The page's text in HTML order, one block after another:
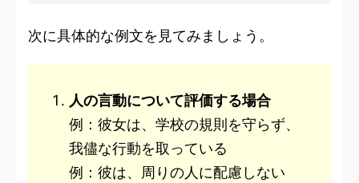
次に具体的な例文を見てみましょう。
人の言動について評価する場合
例：彼女は、学校の規則を守らず、
我儘な行動を取っている
例：彼は、周りの人に配慮しない